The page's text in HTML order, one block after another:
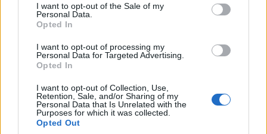
I want to opt-out of the Sale of my
Personal Data.
Opted In
I want to opt-out of processing my
Personal Data for Targeted Advertising.
Opted In
I want to opt-out of Collection, Use,
Retention, Sale, and/or Sharing of my
Personal Data that Is Unrelated with the
Purposes for which it was collected.
Opted Out
Αυγούστου 2021 - Ιουλίου 2022 με το δωδεκάμηνο
Αυγούστου 2020 - Ιουλίου 2021.
Ακολουθήστε το στο
και μάθετε πρώτοι όλα τα επιχειρηματικά νέα